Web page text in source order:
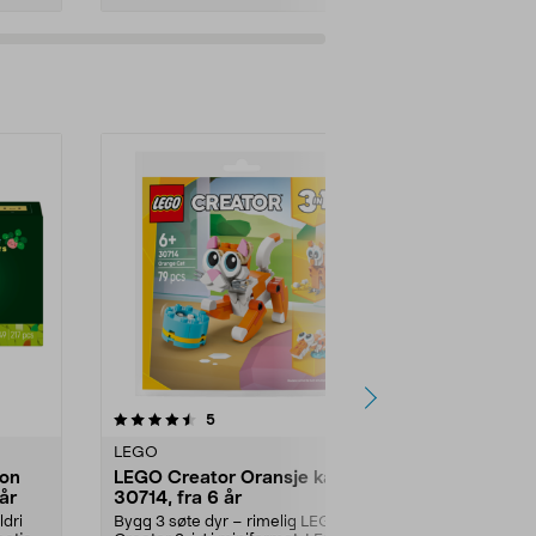
5anmeldelser
LEGO
LEGO Creator Oransje katt
30714, fra 6 år
Bygg 3 søte dyr – rimelig LEGO
0.0 av 5 stjerner